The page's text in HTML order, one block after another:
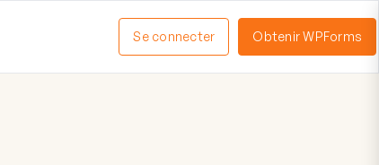
Se connecter Obtenir WPForms